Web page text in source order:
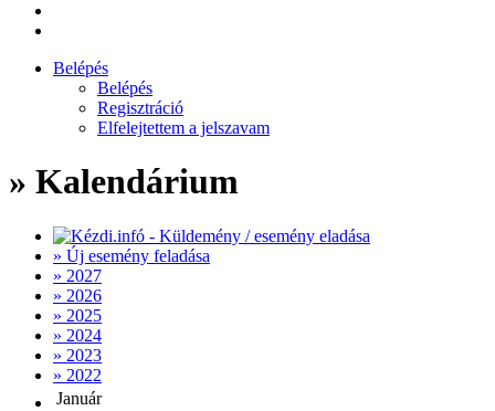
Belépés
Belépés
Regisztráció
Elfelejtettem a jelszavam
» Kalendárium
» Új esemény feladása
» 2027
» 2026
» 2025
» 2024
» 2023
» 2022
Január